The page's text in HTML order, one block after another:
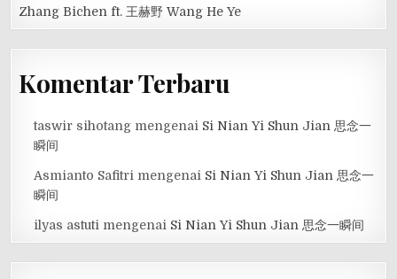
Zhang Bichen ft. 王赫野 Wang He Ye
Komentar Terbaru
taswir sihotang mengenai Si Nian Yi Shun Jian 思念一
瞬间
Asmianto Safitri mengenai Si Nian Yi Shun Jian 思念一
瞬间
ilyas astuti mengenai Si Nian Yi Shun Jian 思念一瞬间